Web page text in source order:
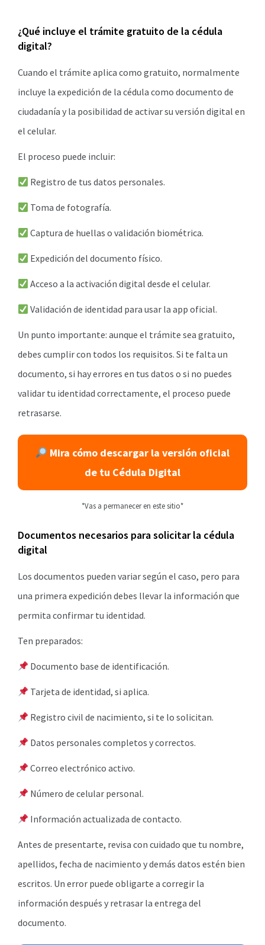
¿Qué incluye el trámite gratuito de la cédula
digital?
Cuando el trámite aplica como gratuito, normalmente
incluye la expedición de la cédula como documento de
ciudadanía y la posibilidad de activar su versión digital en
el celular.
El proceso puede incluir:
Registro de tus datos personales.
Toma de fotografía.
Captura de huellas o validación biométrica.
Expedición del documento físico.
Acceso a la activación digital desde el celular.
Validación de identidad para usar la app oficial.
Un punto importante: aunque el trámite sea gratuito,
debes cumplir con todos los requisitos. Si te falta un
documento, si hay errores en tus datos o si no puedes
validar tu identidad correctamente, el proceso puede
retrasarse.
Mira cómo descargar la versión oficial
de tu Cédula Digital
*Vas a permanecer en este sitio*
Documentos necesarios para solicitar la cédula
digital
Los documentos pueden variar según el caso, pero para
una primera expedición debes llevar la información que
permita confirmar tu identidad.
Ten preparados:
Documento base de identificación.
Tarjeta de identidad, si aplica.
Registro civil de nacimiento, si te lo solicitan.
Datos personales completos y correctos.
Correo electrónico activo.
Número de celular personal.
Información actualizada de contacto.
Antes de presentarte, revisa con cuidado que tu nombre,
apellidos, fecha de nacimiento y demás datos estén bien
escritos. Un error puede obligarte a corregir la
información después y retrasar la entrega del
documento.